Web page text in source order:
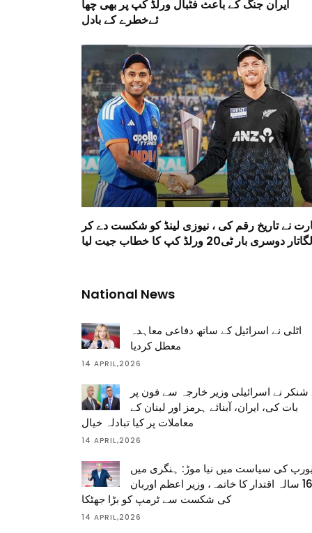
ایران جنگ کے باعث فٹبال ورلڈ کپ پر بھی چھا
ئےخطرے کے بادل
نے تاریخ رقم کی ، نیوزی لینڈ کو شکست دے کر
لگاتار دوسری بار ٹی20 ورلڈ کپ کا خطاب جیت لیا
National News
اٹلی نے اسرائیل کے ساتھ دفاعی معاہدہ
معطل کردیا
14 APRIL,2026
نے اسرائیلی وزیر خارجہ سے فون پر
بات کی، ایران، آبنائے ہرمز اور لبنان کے
معاملات پر کیا تبادلہ خیال
14 APRIL,2026
کی سیاست میں نیا موڑ: ہنگری میں
16 سالہ اقتدار کا خاتمہ، وزیر اعظم اوربان
کی شکست سے ٹرمپ کو بڑا جھٹکا
14 APRIL,2026